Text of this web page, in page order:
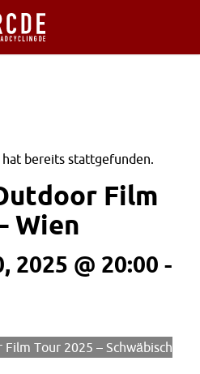
bereits stattgefunden.
Film
Wien
2025 @ 20:00 -
Tour 2025 – Schwäbisch